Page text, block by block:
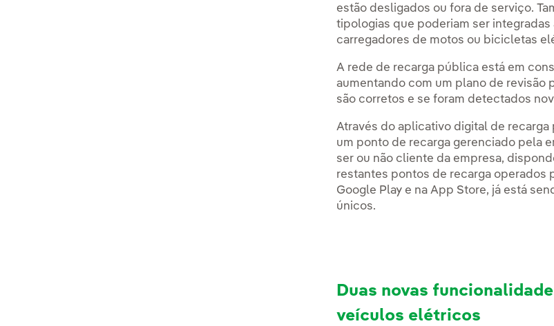
estão desligados ou fora de serviço.
tipologias que poderiam ser
carregadores de motos ou bicicletas
A rede de recarga pública está em
aumentando com um plano de revisão
são corretos e se foram detectados
Através do aplicativo digital de
um ponto de recarga gerenciado pela
ser ou não cliente da empresa,
restantes pontos de recarga operados
Google Play e na App Store, já está
únicos.
Duas novas
veículos elétricos